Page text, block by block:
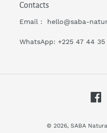
Contacts
Email : hello@saba-
WhatsApp: +225 47 44 35
© 2026, SABA